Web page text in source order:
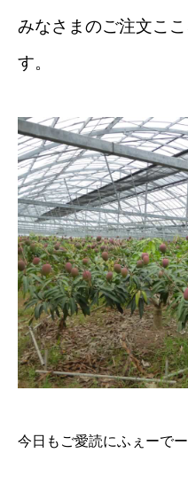
みなさまのご注文こ
す。
今日もご愛読にふぇーで